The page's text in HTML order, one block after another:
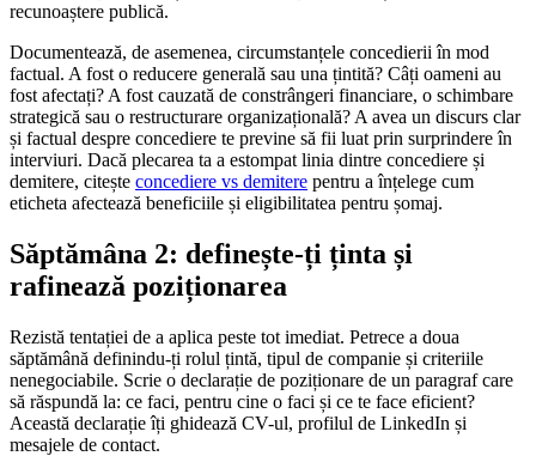
recunoaștere publică.
Documentează, de asemenea, circumstanțele concedierii în mod
factual. A fost o reducere generală sau una țintită? Câți oameni au
fost afectați? A fost cauzată de constrângeri financiare, o schimbare
strategică sau o restructurare organizațională? A avea un discurs clar
și factual despre concediere te previne să fii luat prin surprindere în
interviuri. Dacă plecarea ta a estompat linia dintre concediere și
demitere, citește concediere vs demitere pentru a înțelege cum
eticheta afectează beneficiile și eligibilitatea pentru șomaj.
Săptămâna 2: definește-ți ținta și
rafinează poziționarea
Rezistă tentației de a aplica peste tot imediat. Petrece a doua
săptămână definindu-ți rolul țintă, tipul de companie și criteriile
nenegociabile. Scrie o declarație de poziționare de un paragraf care
să răspundă la: ce faci, pentru cine o faci și ce te face eficient?
Această declarație îți ghidează CV-ul, profilul de LinkedIn și
mesajele de contact.